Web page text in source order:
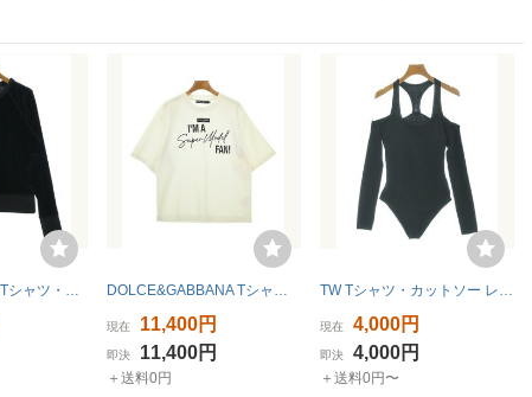
現在 11,400円
即決 11,400円
＋送料0円
現在 4,000円
即決 4,000円
＋送料0円〜